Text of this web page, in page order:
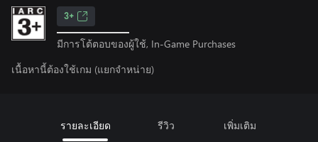
3+
มีการโต้ตอบของผู้ใช้, In-Game Purchases
เนื้อหานี้ต้องใช้เกม (แยกจำหน่าย)
รายละเอียด รีวิว เพิ่มเติม